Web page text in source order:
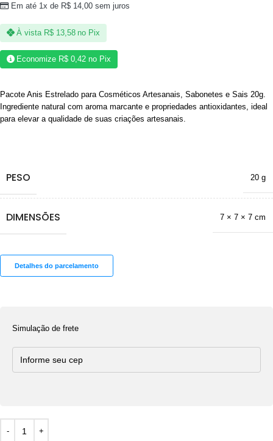
Em até 1x de R$ 14,00 sem juros
À vista R$13,58 no Pix
Economize R$ 0,42 no Pix
Pacote Anis Estrelado para Cosméticos Artesanais, Sabonetes e Sais 20g.
Ingrediente natural com aroma marcante e propriedades antioxidantes, ideal
para elevar a qualidade de suas criações artesanais.
PESO 20 g
DIMENSÕES 7 × 7 × 7 cm
Detalhes do parcelamento
Simulação de frete